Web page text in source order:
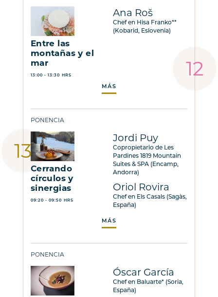
Entre las
montañas y el
mar
13:00 - 13:30 HRS
Ana Roš
Chef en Hisa Franko**
(Kobarid, Eslovenia)
MÁS
PONENCIA
Cerrando
círculos y
sinergias
09:20 - 09:50 HRS
Jordi Puy
Copropietario de Les
Pardines 1819 Mountain
Suites & SPA (Encamp,
Andorra)
Oriol Rovira
Chef en Els Casals (Sagàs,
España)
MÁS
PONENCIA
Óscar García
Chef en Baluarte* (Soria,
España)